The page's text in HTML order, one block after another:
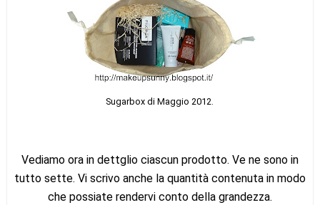
Sugarbox di Maggio 2012.
Vediamo ora in dettglio ciascun prodotto. Ve ne sono in
tutto sette. Vi scrivo anche la quantità contenuta in modo
che possiate rendervi conto della grandezza.